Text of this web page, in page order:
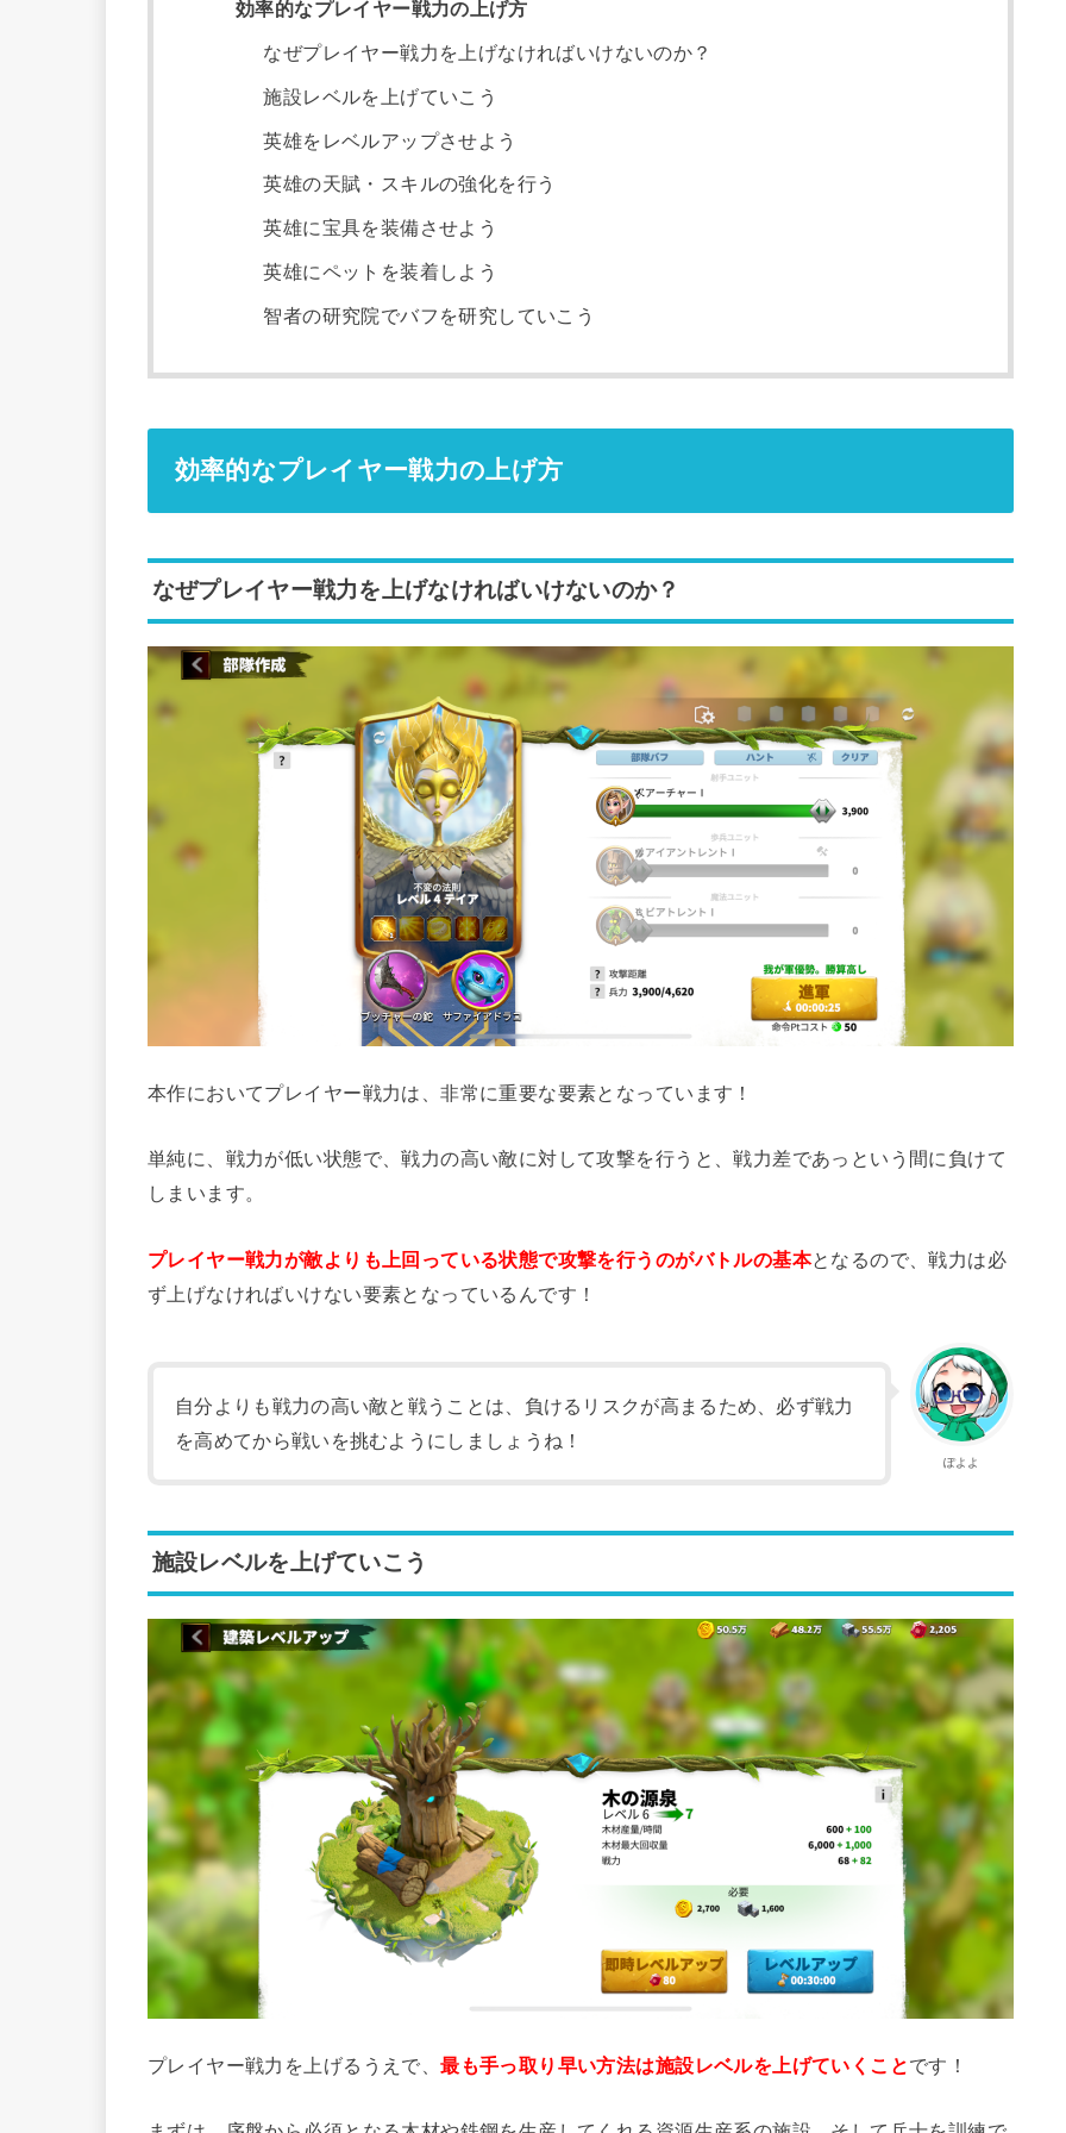
効率的なプレイヤー戦力の上げ方
なぜプレイヤー戦力を上げなければいけないのか？
施設レベルを上げていこう
英雄をレベルアップさせよう
英雄の天賦・スキルの強化を行う
英雄に宝具を装備させよう
英雄にペットを装着しよう
智者の研究院でバフを研究していこう
効率的なプレイヤー戦力の上げ方
なぜプレイヤー戦力を上げなければいけないのか？
本作においてプレイヤー戦力は、非常に重要な要素となっています！
単純に、戦力が低い状態で、戦力の高い敵に対して攻撃を行うと、戦力差であっという間に負けて
しまいます。
プレイヤー戦力が敵よりも上回っている状態で攻撃を行うのがバトルの基本となるので、戦力は必
ず上げなければいけない要素となっているんです！
ぽよよ
自分よりも戦力の高い敵と戦うことは、負けるリスクが高まるため、必ず戦力
を高めてから戦いを挑むようにしましょうね！
施設レベルを上げていこう
プレイヤー戦力を上げるうえで、最も手っ取り早い方法は施設レベルを上げていくことです！